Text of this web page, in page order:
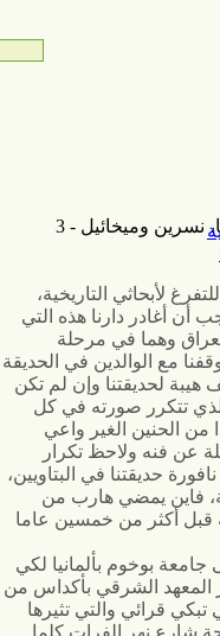
لأبحاثي التاريخية،
أغادر دارنا هذه التي
وهما في مرحلة
مع الوالدين في الحديقة
لحديقتنا وإن لم تكن
تتكرر صورته في كل
الحنين الغير واعي
عن فنه ولاحظ تكرار
حديقتنا في البتاويين،
فاين يمضي هارب من
أكثر من خمسين عاما
بوخوم بألمانيا لكي
المعهد الشرقي بأكداس من
تبكي قرائي والتي تثيرها
شارع نهر الفرات كلما